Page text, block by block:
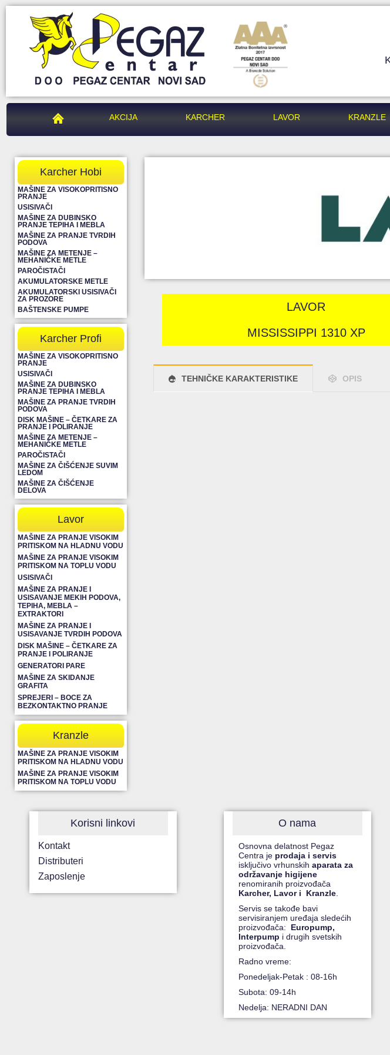
PEGAZ CENTARAKCIJA KARCHER LAVOR KRANZLE
Karcher Hobi
MAŠINE ZA VISOKOPRITISNO
PRANJE
USISIVAČI
MAŠINE ZA DUBINSKO
PRANJE TEPIHA I MEBLA
MAŠINE ZA PRANJE TVRDIH
PODOVA
MAŠINE ZA METENJE –
MEHANIČKE METLE
PAROČISTAČI
AKUMULATORSKE METLE
AKUMULATORSKI USISIVAČI
ZA PROZORE
BAŠTENSKE PUMPE
Karcher Profi
MAŠINE ZA VISOKOPRITISNO
PRANJE
USISIVAČI
MAŠINE ZA DUBINSKO
PRANJE TEPIHA I MEBLA
MAŠINE ZA PRANJE TVRDIH
PODOVA
DISK MAŠINE – ČETKARE ZA
PRANJE I POLIRANJE
MAŠINE ZA METENJE –
MEHANIČKE METLE
PAROČISTAČI
MAŠINE ZA ČIŠĆENJE SUVIM
LEDOM
MAŠINE ZA ČIŠĆENJE
DELOVA
Lavor
MAŠINE ZA PRANJE VISOKIM
PRITISKOM NA HLADNU VODU
MAŠINE ZA PRANJE VISOKIM
PRITISKOM NA TOPLU VODU
USISIVAČI
MAŠINE ZA PRANJE I
USISAVANJE MEKIH PODOVA,
TEPIHA, MEBLA –
EXTRAKTORI
MAŠINE ZA PRANJE I
USISAVANJE TVRDIH PODOVA
DISK MAŠINE – ČETKARE ZA
PRANJE I POLIRANJE
GENERATORI PARE
MAŠINE ZA SKIDANJE
GRAFITA
SPREJERI – BOCE ZA
BEZKONTAKTNO PRANJE
Kranzle
MAŠINE ZA PRANJE VISOKIM
PRITISKOM NA HLADNU VODU
MAŠINE ZA PRANJE VISOKIM
PRITISKOM NA TOPLU VODU
LAVOR
MISSISSIPPI 1310 XP
TEHNIČKE KARAKTERISTIKE OPIS
Korisni linkovi
Kontakt
Distributeri
Zaposlenje
O nama
Osnovna delatnost Pegaz
Centra je prodaja i servis
isključivo vrhunskihaparata za
održavanje higijene
renomiranih proizvođača
Karcher, Lavor i Kranzle.
Servis se takođe bavi
servisiranjem uređaja sledećih
proizvođača: Europump,
Interpump i drugih svetskih
proizvođača.
Radno vreme:
Ponedeljak-Petak : 08-16h
Subota: 09-14h
Nedelja: NERADNI DAN